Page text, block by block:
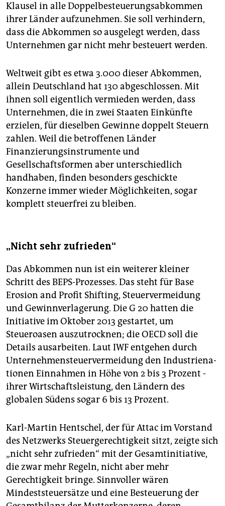
Klausel in alle Doppelbesteuerungsabkommen
ihrer Länder aufzunehmen. Sie soll verhindern,
dass die Abkommen so ausgelegt werden, dass
Unternehmen gar nicht mehr besteuert werden.
Weltweit gibt es etwa 3.000 dieser Abkommen,
allein Deutschland hat 130 abgeschlossen. Mit
ihnen soll eigentlich vermieden werden, dass
Unternehmen, die in zwei Staaten Einkünfte
erzielen, für dieselben Gewinne doppelt Steuern
zahlen. Weil die betroffenen Länder
Finanzierungsinstrumente und
Gesellschaftsformen aber unterschiedlich
handhaben, finden besonders geschickte
Konzerne immer wieder Möglichkeiten, sogar
komplett steuerfrei zu bleiben.
„Nicht sehr zufrieden“
Das Abkommen nun ist ein weiterer kleiner
Schritt des BEPS-Prozesses. Das steht für Base
Erosion and Profit Shifting, Steuervermeidung
und Gewinnverlagerung. Die G 20 hatten die
Initiative im Oktober 2013 gestartet, um
Steueroasen auszutrocknen; die OECD soll die
Details ausarbeiten. Laut IWF entgehen durch
Unter­nehmensteuervermeidung den In­dus­trie­na­
tionen Einnahmen in Höhe von 2 bis 3 Prozent ­
ihrer Wirtschaftsleistung, den Ländern des
globalen Südens sogar 6 bis 13 Prozent.
Karl-Martin Hentschel, der für Attac im Vorstand
des Netzwerks Steuergerechtigkeit sitzt, zeigte sich
„nicht sehr zufrieden“ mit der Gesamtinitiative,
die zwar mehr Regeln, nicht aber mehr
Gerechtigkeit bringe. Sinnvoller wären
Mindeststeuersätze und eine Besteuerung der